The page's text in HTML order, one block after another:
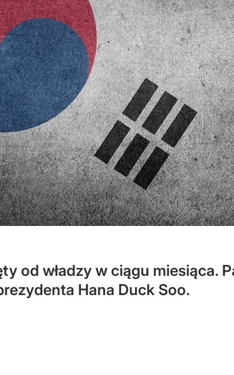
od władzy w ciągu miesiąca.
Hana Duck Soo.